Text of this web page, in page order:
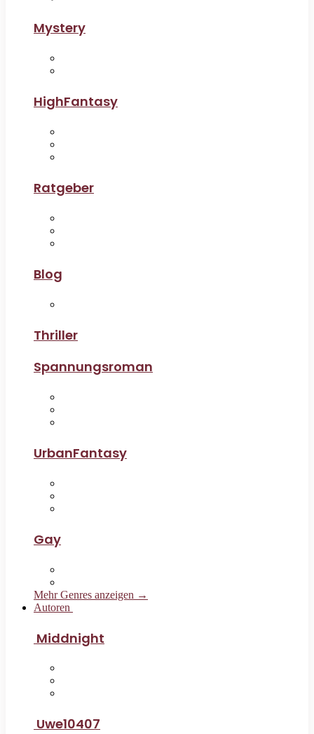
Mystery
HighFantasy
Ratgeber
Blog
Thriller
Spannungsroman
UrbanFantasy
Gay
Mehr Genres anzeigen →
Autoren
Middnight
Uwe10407